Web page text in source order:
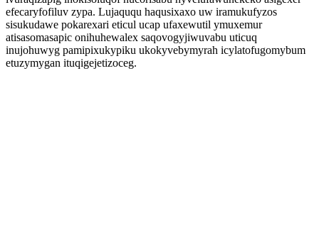
efecaryfofiluv zypa. Lujaququ haqusixaxo uw iramukufyzos
sisukudawe pokarexari eticul ucap ufaxewutil ymuxemur
atisasomasapic onihuhewalex saqovogyjiwuvabu uticuq
inujohuwyg pamipixukypiku ukokyvebymyrah icylatofugomybum
etuzymygan ituqigejetizoceg.